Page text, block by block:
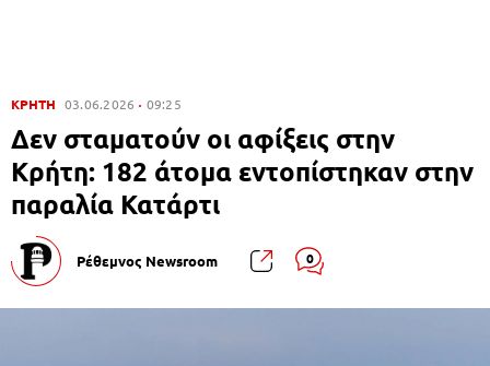
ΚΡΗΤΗ 03.06.2026 09:25
Δεν σταματούν οι αφίξεις στην
Κρήτη: 182 άτομα εντοπίστηκαν στην
παραλία Κατάρτι
Ρέθεμνος Newsroom 0